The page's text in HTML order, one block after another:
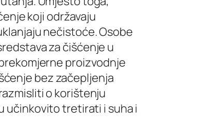
koji održavaju
nečistoće. Osobe
za čišćenje u
proizvodnje
bez začepljenja
o korištenju
učinkovito tretirati i suha i